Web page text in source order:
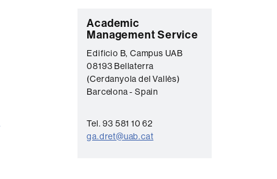
C
o
n
t
a
t
Academic
Management Service
Edificio B, Campus UAB
08193 Bellaterra
(Cerdanyola del Vallès)
Barcelona - Spain
Tel. 93 581 10 62
ga.dret@uab.cat